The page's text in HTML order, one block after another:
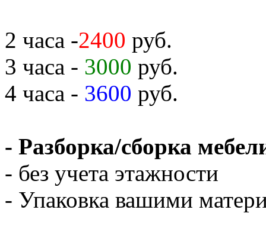
2 часа -2400 руб.
3 часа - 3000 руб.
4 часа - 3600 руб.
- Разборка/сборка
- без учета этажности
- Упаковка вашими